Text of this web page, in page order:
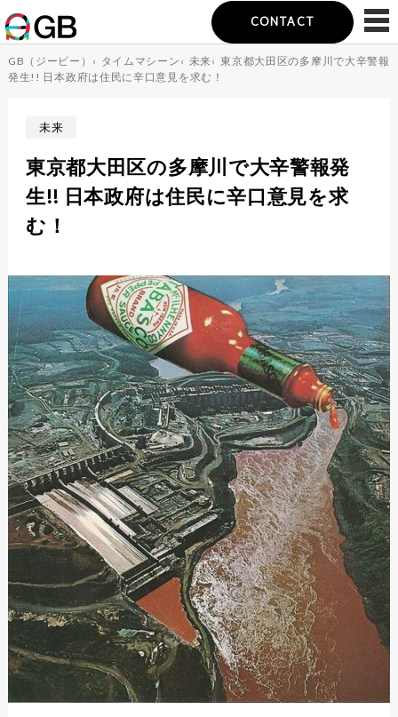
CONTACT
GB（ジービー） ‹ タイムマシーン ‹ 未来‹東京都大田区の多摩川で大辛警報
発生!! 日本政府は住民に辛口意見を求む！
未来
東京都大田区の多摩川で大辛警報発
生!! 日本政府は住民に辛口意見を求
む！